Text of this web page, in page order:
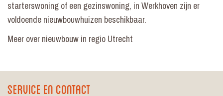
starterswoning of een gezinswoning, in Werkhoven zijn er
voldoende nieuwbouwhuizen beschikbaar.
Meer over nieuwbouw in regio Utrecht
Service en contact